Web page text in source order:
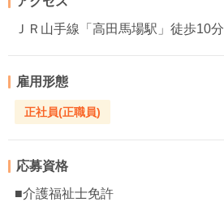
ＪＲ山手線「高田馬場駅」徒歩10分
雇用形態
正社員(正職員)
応募資格
■介護福祉士免許